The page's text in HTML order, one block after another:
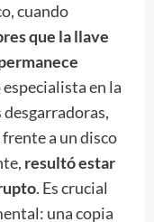
cuando
que la llave
en la
desgarradoras,
a un disco
resultó estar
. Es crucial
una copia